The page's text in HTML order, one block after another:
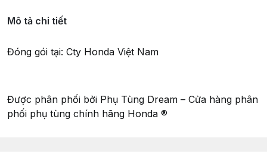
Mô tả chi tiết
Đóng gói tại: Cty Honda Việt Nam
Được phân phối bởi Phụ Tùng Dream – Cửa hàng phân
phối phụ tùng chính hãng Honda ®